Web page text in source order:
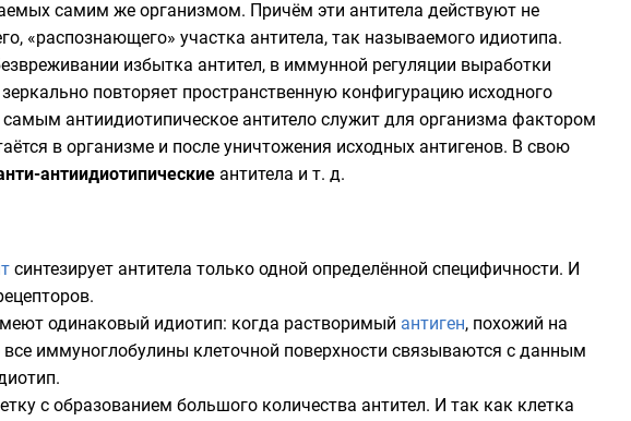
самим же организмом. Причём эти антитела действуют не
«распознающего» участка антитела, так называемого идиотипа.
избытка антител, в иммунной регуляции выработки
повторяет пространственную конфигурацию исходного
антиидиотипическое антитело служит для организма фактором
в организме и после уничтожения исходных антигенов. В свою
антиидиотипические антитела и т. д.
синтезирует антитела только одной определённой специфичности. И
одинаковый идиотип: когда растворимый антиген, похожий на
все иммуноглобулины клеточной поверхности связываются с данным
с образованием большого количества антител. И так как клетка